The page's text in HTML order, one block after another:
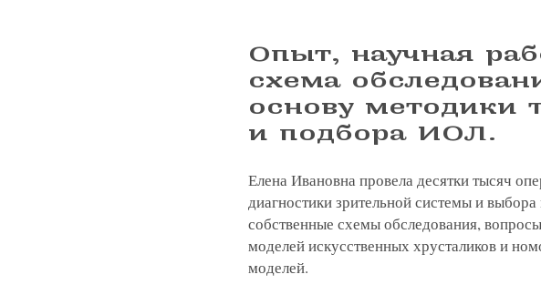
Опыт, научная
схема
основу методики
и подбора ИОЛ.
Елена Ивановна провела десятки тысяч
диагностики зрительной системы и
собственные схемы обследования,
моделей искусственных хрусталиков и
моделей.
Записаться
Связаться с
Оставить
Подать
Заказать